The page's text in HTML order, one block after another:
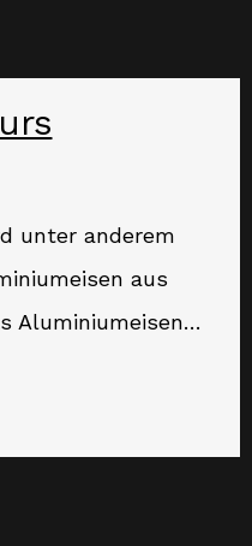
unter anderem
aus
Aluminiumeisen…